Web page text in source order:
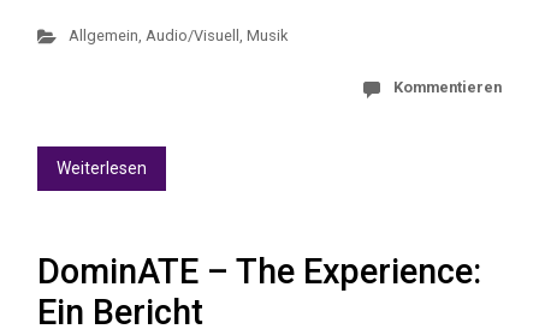
Allgemein, Audio/Visuell , Musik
Kommentieren
Weiterlesen
DominATE – The Experience:
Ein Bericht